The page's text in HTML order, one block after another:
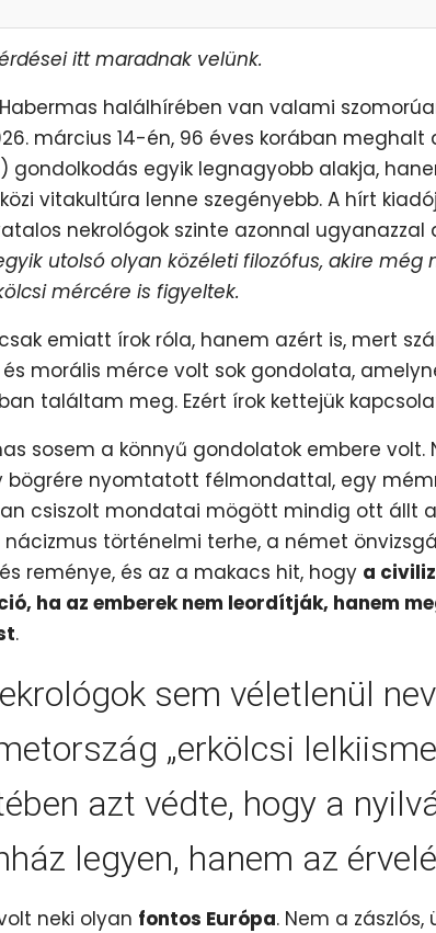
itt maradnak velünk.
halálhírében van valami
március 14-én, 96 éves korában
gondolkodás egyik legnagyobb alakja,
vitakultúra lenne szegényebb. A hírt
nekrológok szinte azonnal
utolsó olyan közéleti filozófus, akire
mércére is figyeltek.
emiatt írok róla, hanem azért is, mert
és morális mérce volt sok gondolata,
találtam meg. Ezért írok kettejük
sosem a könnyű gondolatok embere
bögrére nyomtatott félmondattal, egy
csiszolt mondatai mögött mindig ott állt
nácizmus történelmi terhe, a német
reménye, és az a makacs hit, hogy a
ha az emberek nem leordítják, hanem
.
sem véletlenül
„erkölcsi
azt védte, hogy a
legyen, hanem az
neki olyan fontos Európa. Nem a zászlós,